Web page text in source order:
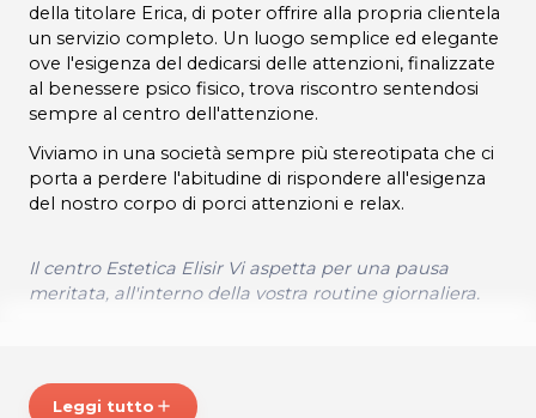
della titolare Erica, di poter offrire alla propria clientela
un servizio completo. Un luogo semplice ed elegante
ove l'esigenza del dedicarsi delle attenzioni, finalizzate
al benessere psico fisico, trova riscontro sentendosi
sempre al centro dell'attenzione.
Viviamo in una società sempre più stereotipata che ci
porta a perdere l'abitudine di rispondere all'esigenza
del nostro corpo di porci attenzioni e relax.
Il centro Estetica Elisir Vi aspetta per una pausa
meritata, all'interno della vostra routine giornaliera.
www.esteticaelisirpordenone.it
Leggi tutto add